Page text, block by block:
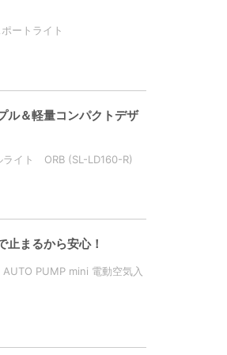
ートライト
ル＆軽量コンパクトデザ
ライト ORB (SL-LD160-R)
止まるから安心！
AUTO PUMP mini 電動空気入